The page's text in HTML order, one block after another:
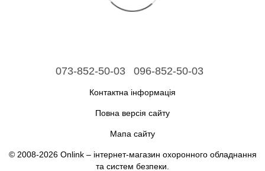
073-852-50-03 096-852-50-03
Контактна інформація
Повна версія сайту
Мапа сайту
© 2008-2026 Onlink – інтернет-магазин охоронного обладнання
та систем безпеки